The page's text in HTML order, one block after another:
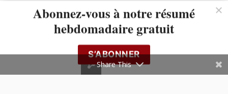
Abonnez-vous à notre résumé
hebdomadaire gratuit
S’ABONNER
Share This